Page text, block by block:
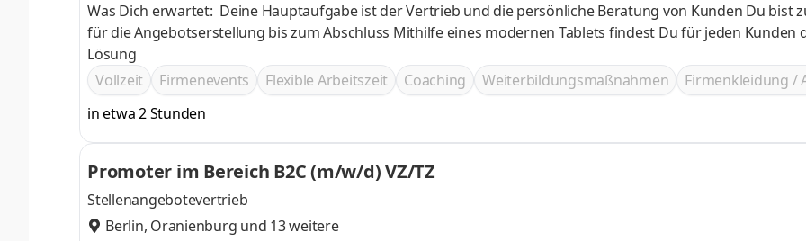
Was Dich erwartet: Deine Hauptaufgabe ist der Vertrieb und die persönliche Beratung von Kunden Du bist
für die Angebotserstellung bis zum Abschluss Mithilfe eines modernen Tablets findest Du für jeden Kunden
Lösung
Vollzeit
Firmenevents Flexible Arbeitszeit Coaching Weiterbildungsmaßnahmen Firmenkleidung /
in etwa 2 Stunden
Promoter im Bereich B2C (m/w/d) VZ/TZ
Stellenangebotevertrieb
Berlin, Oranienburg und 13 weitere